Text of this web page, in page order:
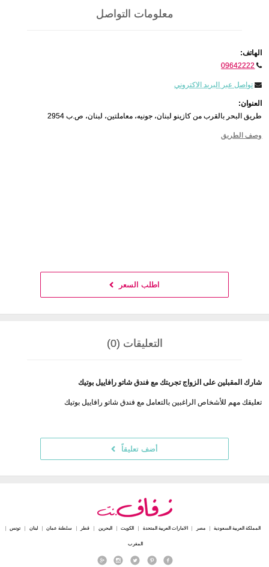
معلومات التواصل
الهاتف:
09642222
تواصل عبر البريد الاكتروني
العنوان:
طريق البحر بالقرب من كازينو لبنان، جونيه، معاملتين، لبنان، ص.ب 2954
وصف الطريق
اطلب السعر
التعليقات (0)
شارك المقبلين على الزواج تجربتك مع فندق شاتو رافاييل بوتيك
تعليقك مهم للأشخاص الراغبين بالتعامل مع فندق شاتو رافاييل بوتيك
أضف تعليقاً
المملكة العربية السعودية مصر الامارات العربية المتحدة الكويت البحرين قطر سلطنة عمان لبنان تونس
المغرب